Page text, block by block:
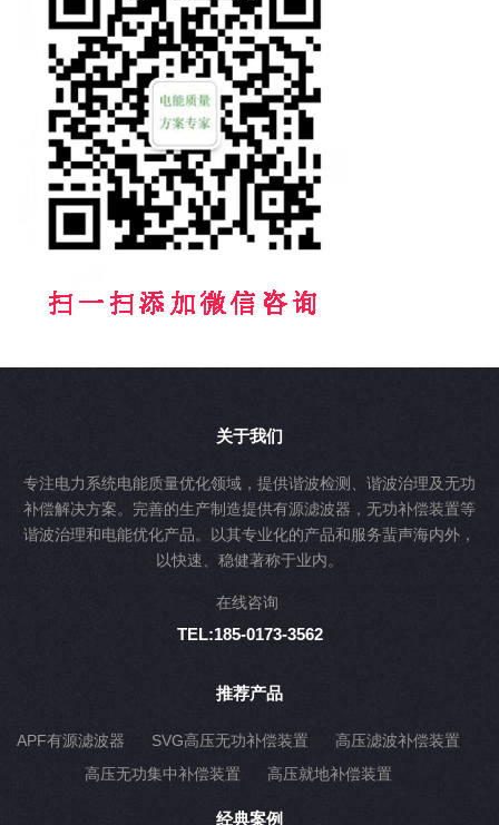
关于我们
专注电力系统电能质量优化领域，提供谐波检测、谐波治理及无功
补偿解决方案。完善的生产制造提供有源滤波器，无功补偿装置等
谐波治理和电能优化产品。以其专业化的产品和服务蜚声海内外，
以快速、稳健著称于业内。
在线咨询
TEL:185-0173-3562
推荐产品
APF有源滤波器 SVG高压无功补偿装置
高压滤波补偿装置
高压无功集中补偿装置
高压就地补偿装置
经典案例